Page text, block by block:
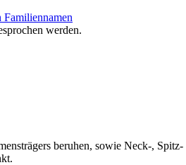
werden.
beruhen, sowie Neck-,